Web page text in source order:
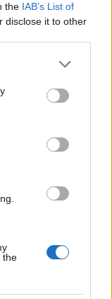
the IAB’s List of
disclose it to other
the